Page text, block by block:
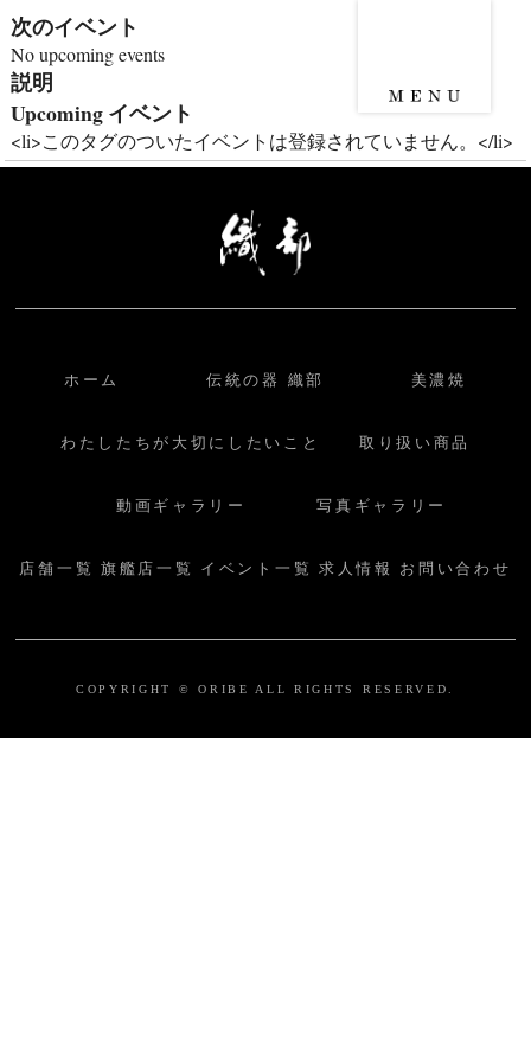
次のイベント
No upcoming events
説明
Upcoming イベント
<li>このタグのついたイベントは登録されていません。</li>
ホーム 伝統の器 織部 美濃焼
わたしたちが大切にしたいこと 取り扱い商品
動画ギャラリー 写真ギャラリー
店舗一覧 旗艦店一覧 イベント一覧 求人情報 お問い合わせ
COPYRIGHT © ORIBE ALL RIGHTS RESERVED.